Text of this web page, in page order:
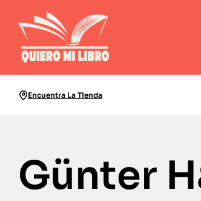
Encuentra La Tienda
Günter